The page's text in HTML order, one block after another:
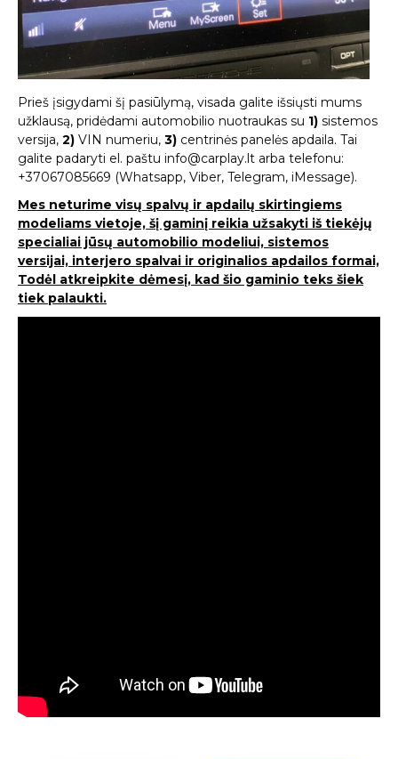
Prieš įsigydami šį pasiūlymą, visada galite išsiųsti mums
užklausą, pridėdami automobilio nuotraukas su 1) sistemos
versija, 2) VIN numeriu, 3) centrinės panelės apdaila. Tai
galite padaryti el. paštu info@carplay.lt arba telefonu:
+37067085669 (Whatsapp, Viber, Telegram, iMessage).
Mes neturime visų spalvų ir apdailų skirtingiems
modeliams vietoje, šį gaminį reikia užsakyti iš tiekėjų
specialiai jūsų automobilio modeliui, sistemos
versijai, interjero spalvai ir originalios apdailos formai,
Todėl atkreipkite dėmesį, kad šio gaminio teks šiek
tiek palaukti.